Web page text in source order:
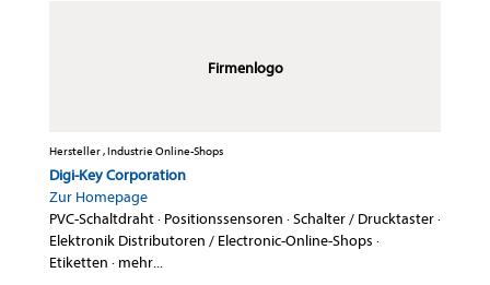
Firmenlogo
Hersteller , Industrie Online-Shops
Digi-Key Corporation
Zur Homepage
PVC-Schaltdraht· Positionssensoren ·Schalter / Drucktaster·
Elektronik Distributoren / Electronic-Online-Shops ·
Etiketten · mehr...